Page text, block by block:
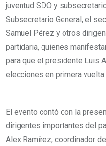
juventud SDO y
Subsecretario General, el
Samuel Pérez y otros
partidaria, quienes
para que el presidente Luis
elecciones en primera vuelta.
El evento contó con la
dirigentes importantes del
Alex Ramírez, coordinador